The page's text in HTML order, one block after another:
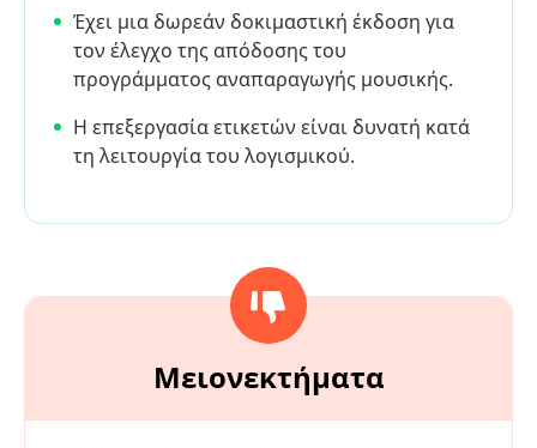
Έχει μια δωρεάν δοκιμαστική έκδοση για
τον έλεγχο της απόδοσης του
προγράμματος αναπαραγωγής μουσικής.
Η επεξεργασία ετικετών είναι δυνατή κατά
τη λειτουργία του λογισμικού.
Μειονεκτήματα